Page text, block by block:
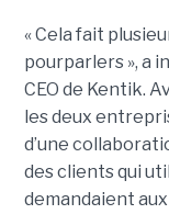
« Cela fait
pourparlers », a
CEO de Kentik.
les deux
d’une
des clients qui
demandaient